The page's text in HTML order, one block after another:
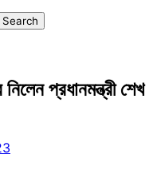
নিলেন প্রধানমন্ত্রী শেখ